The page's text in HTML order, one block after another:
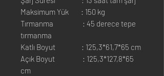
Maksimum Yük : 150 kg
Tırmanma : 45 derece tepe
tırmanma
Katlı Boyut : 125,3*61,7*65 cm
Açık Boyut : 125,3*127,8*65
cm